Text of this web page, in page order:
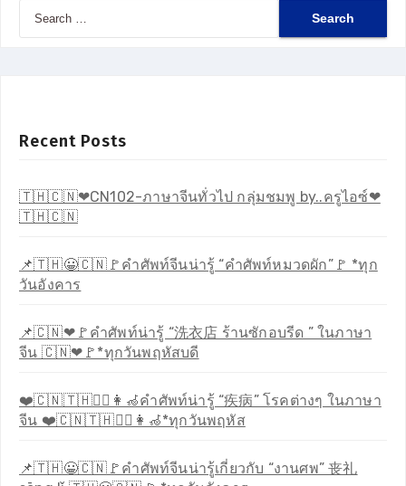
Search
for:
Recent Posts
🇹🇭🇨🇳❤CN102-ภาษาจีนทั่วไป กลุ่มชมพู by..ครูไอซ์❤
🇹🇭🇨🇳
📌🇹🇭😀🇨🇳🚩คำศัพท์จีนน่ารู้ “คำศัพท์หมวดผัก”🚩 *ทุก
วันอังคาร
📌🇨🇳❤🚩คำศัพท์น่ารู้ “洗衣店 ร้านซักอบรีด ” ในภาษา
จีน 🇨🇳❤🚩*ทุกวันพฤหัสบดี
❤️🇨🇳🇹🇭🧑‍⚕️👩‍🦽คำศัพท์น่ารู้ “疾病” โรคต่างๆ ในภาษา
จีน ❤️🇨🇳🇹🇭🧑‍⚕️👩‍🦽*ทุกวันพฤหัส
📌🇹🇭😀🇨🇳🚩คำศัพท์จีนน่ารู้เกี่ยวกับ “งานศพ” 丧礼